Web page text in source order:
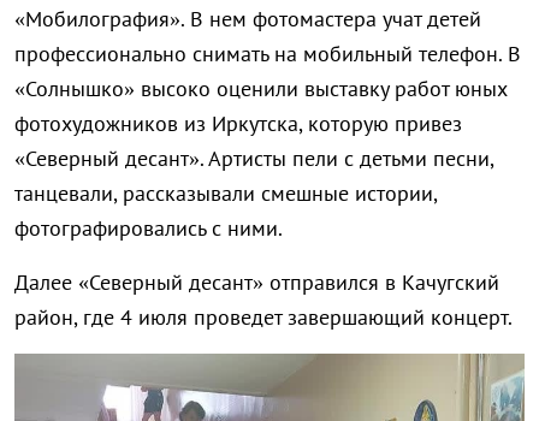
«Мобилография». В нем фотомастера учат детей
профессионально снимать на мобильный телефон. В
«Солнышко» высоко оценили выставку работ юных
фотохудожников из Иркутска, которую привез
«Северный десант». Артисты пели с детьми песни,
танцевали, рассказывали смешные истории,
фотографировались с ними.
Далее «Северный десант» отправился в Качугский
район, где 4 июля проведет завершающий концерт.